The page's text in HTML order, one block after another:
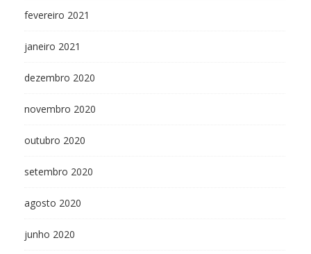
fevereiro 2021
janeiro 2021
dezembro 2020
novembro 2020
outubro 2020
setembro 2020
agosto 2020
junho 2020